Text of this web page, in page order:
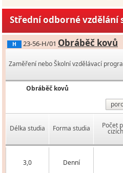
Střední odborné vzdělání
H 23-56-H/01 Obráběč kovů
Zaměření nebo Školní vzdělávací
Obráběč kovů
Délka studia Forma studia Počet
3,0 Denní